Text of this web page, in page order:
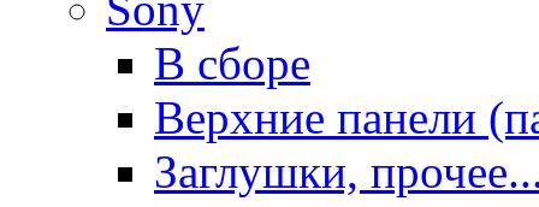
В сборе
Верхние панели
Заглушки,